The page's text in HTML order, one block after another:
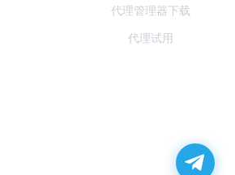
代理管理器下载
代理试用